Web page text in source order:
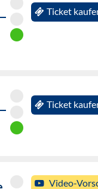
Ticket
Ticket
Video-